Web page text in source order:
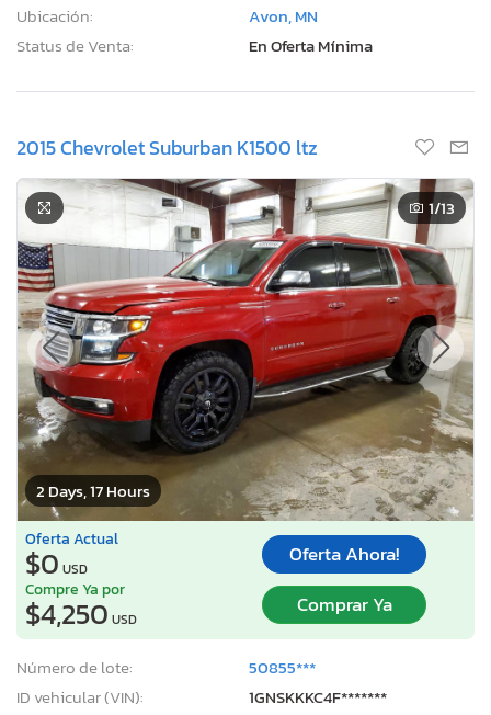
Ubicación:
Avon, MN
Status de Venta:
En Oferta Mínima
2015 Chevrolet Suburban K1500 ltz
2 Days, 17 Hours
1/13
Oferta Actual
$0 USD
Oferta Ahora!
Compre Ya por
$4,250 USD
Comprar Ya
Número de lote:
50855***
ID vehicular (VIN):
1GNSKKKC4F*******